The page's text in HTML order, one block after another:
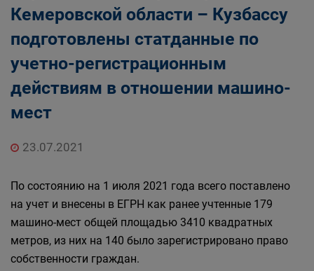
Кемеровской области – Кузбассу
подготовлены статданные по
учетно-регистрационным
действиям в отношении машино-
мест
23.07.2021
По состоянию на 1 июля 2021 года всего поставлено
на учет и внесены в ЕГРН как ранее учтенные 179
машино-мест общей площадью 3410 квадратных
метров, из них на 140 было зарегистрировано право
собственности граждан.